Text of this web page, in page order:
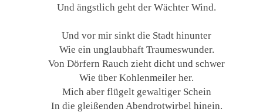
Und ängstlich geht der Wächter Wind.
Und vor mir sinkt die Stadt hinunter
Wie ein unglaubhaft Traumeswunder.
Von Dörfern Rauch zieht dicht und schwer
Wie über Kohlenmeiler her.
Mich aber flügelt gewaltiger Schein
In die gleißenden Abendrotwirbel hinein.